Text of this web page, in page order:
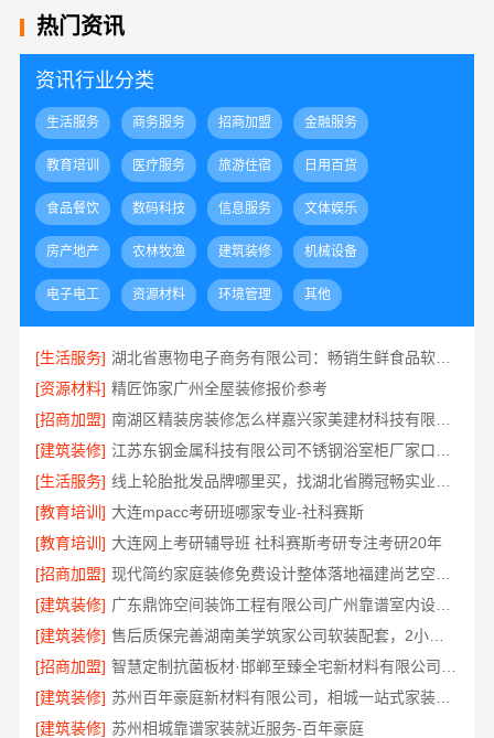
热门资讯
资讯行业分类
生活服务 商务服务 招商加盟 金融服务
教育培训 医疗服务 旅游住宿 日用百货
食品餐饮 数码科技 信息服务 文体娱乐
房产地产 农林牧渔 建筑装修 机械设备
电子电工 资源材料 环境管理 其他
[生活服务]
湖北省惠物电子商务有限公司：畅销生鲜食品软件功能
[资源材料] 精匠饰家广州全屋装修报价参考
[招商加盟]
[建筑装修]
[生活服务]
[教育培训] 大连mpacc考研班哪家专业-社科赛斯
[教育培训] 大连网上考研辅导班 社科赛斯考研专注考研20年
[招商加盟]
[建筑装修]
广东鼎饰空间装饰工程有限公司广州靠谱室内设计服务
[建筑装修]
售后质保完善湖南美学筑家公司软装配套，2小时响应更安心
[招商加盟]
[建筑装修]
苏州百年豪庭新材料有限公司，相城一站式家装设计多少钱拎包入住
[建筑装修] 苏州相城靠谱家装就近服务-百年豪庭